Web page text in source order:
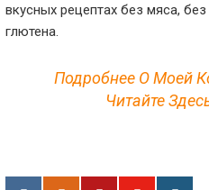
вкусных рецептах без мяса,
глютена.
Подробнее О Моей
Читайте